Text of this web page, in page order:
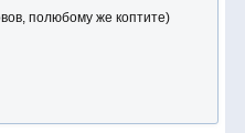
полюбому же коптите)